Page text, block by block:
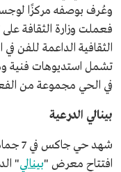
وعُرف بوصفه مركزًا
فعملت وزارة الثقافة
تشمل استديوهات فنية
في الحي مجموعة من
بينالي الدرعية
افتتاح معرض "بينالي"